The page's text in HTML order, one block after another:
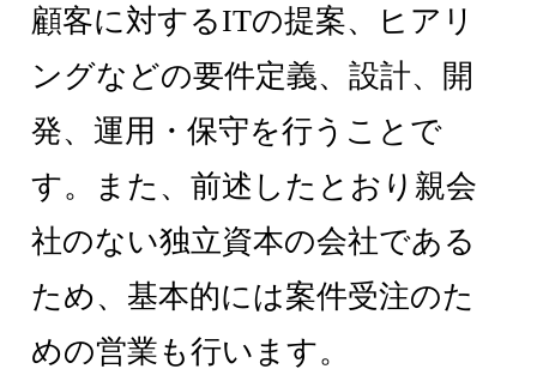
顧客に対するITの提案、ヒアリ
ングなどの要件定義、設計、開
発、運用・保守を行うことで
す。また、前述したとおり親会
社のない独立資本の会社である
ため、基本的には案件受注のた
めの営業も行います。